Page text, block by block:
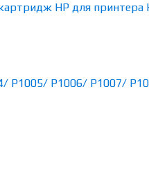
HP для принтера